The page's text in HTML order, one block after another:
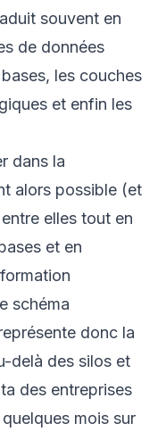
souvent en
de données
les couches
et enfin les
dans la
alors possible (et
elles tout en
et en
schéma
donc la
delà des silos et
des entreprises
mois sur